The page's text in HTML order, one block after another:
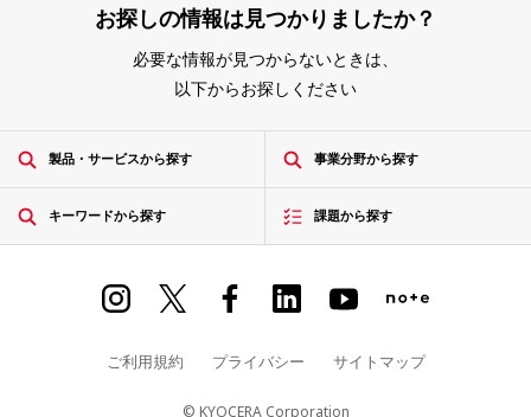
お探しの情報は見つかりましたか？
必要な情報が見つからないときは、
以下からお探しください
製品・サービスから探す 事業分野から探す
キーワードから探す 課題から探す
ご利用規約 プライバシー サイトマップ
© KYOCERA Corporation